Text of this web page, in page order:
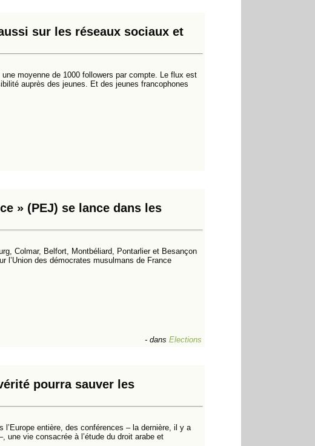
sur les réseaux sociaux et
moyenne de 1000 followers par compte. Le flux est
auprès des jeunes. Et des jeunes francophones
» (PEJ) se lance dans les
Colmar, Belfort, Montbéliard, Pontarlier et Besançon
l’Union des démocrates musulmans de France
- dans Elections
pourra sauver les
entière, des conférences – la dernière, il y a
une vie consacrée à l’étude du droit arabe et